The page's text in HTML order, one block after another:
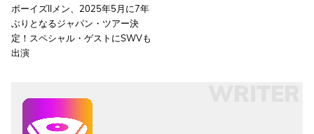
ボーイズIIメン、2025年5月に7年
ぶりとなるジャパン・ツアー決
定！スペシャル・ゲストにSWVも
出演